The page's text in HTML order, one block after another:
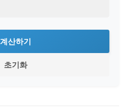
계산하기
초기화